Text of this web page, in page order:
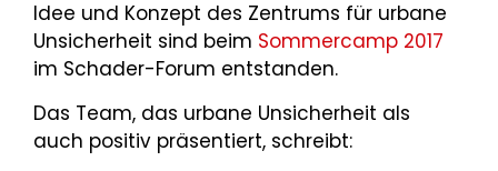
Idee und Konzept des Zentrums für urbane
Unsicherheit sind beim Sommercamp 2017
im Schader-Forum entstanden.
Das Team, das urbane Unsicherheit als
auch positiv präsentiert, schreibt: